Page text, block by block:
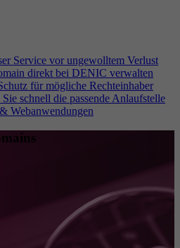
Service vor ungewolltem Verlust
direkt bei DENIC verwalten
für mögliche Rechteinhaber
schnell die passende Anlaufstelle
Webanwendungen